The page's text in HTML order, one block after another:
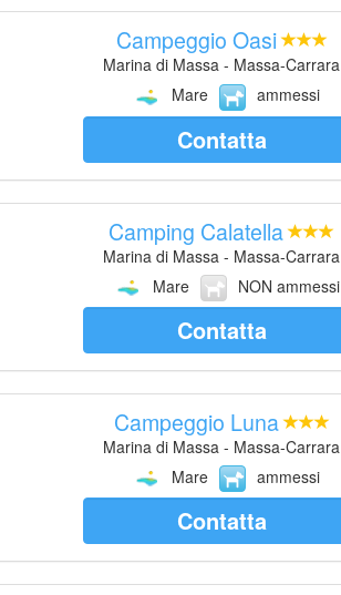
Campeggio Oasi
Marina di Massa - Massa-Carrara
Mare
ammessi
Contatta
Camping Calatella
Marina di Massa - Massa-Carrara
Mare
NON ammessi
Contatta
Campeggio Luna
Marina di Massa - Massa-Carrara
Mare
ammessi
Contatta